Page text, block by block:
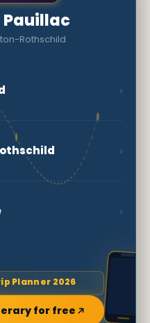
Pauillac
Rothschild
›
›
›
Planner 2026
for free